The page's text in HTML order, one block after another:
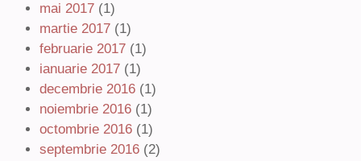
mai 2017 (1)
martie 2017 (1)
februarie 2017 (1)
ianuarie 2017 (1)
decembrie 2016 (1)
noiembrie 2016 (1)
octombrie 2016 (1)
septembrie 2016 (2)